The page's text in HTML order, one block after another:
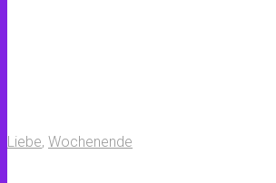
Liebe, Wochenende